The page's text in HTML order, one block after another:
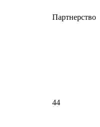
Партнерство
44